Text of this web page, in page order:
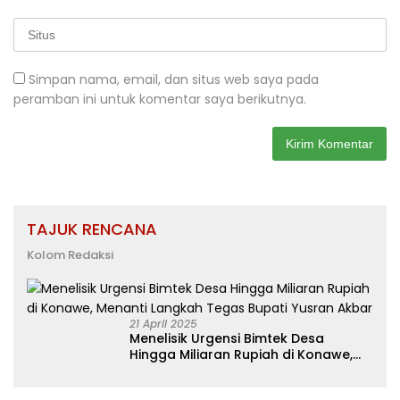
Simpan nama, email, dan situs web saya pada
peramban ini untuk komentar saya berikutnya.
TAJUK RENCANA
Kolom Redaksi
21 April 2025
Menelisik Urgensi Bimtek Desa
Hingga Miliaran Rupiah di Konawe,